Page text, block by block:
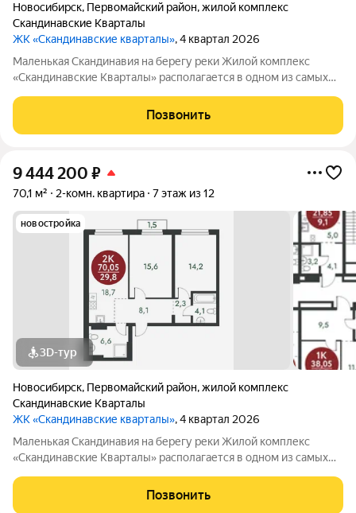
Новосибирск, Первомайский район,жилой комплекс
Скандинавские Кварталы
ЖК «Скандинавские кварталы», 4 квартал 2026
Маленькая Скандинавия на берегу реки Жилой комплекс
«Скандинавские Кварталы» располагается в одном из самых
за ней открываются прекрасные виды на холмы и нетронутую
природу. Уникальная
Позвонить
9 444 200 ₽
70,1 м² 2-комн. квартира 7 этаж из 12
новостройка
3D-тур
Новосибирск, Первомайский район,жилой комплекс
Скандинавские Кварталы
ЖК «Скандинавские кварталы», 4 квартал 2026
Маленькая Скандинавия на берегу реки Жилой комплекс
«Скандинавские Кварталы» располагается в одном из самых
за ней открываются прекрасные виды на холмы и нетронутую
природу. Уникальная
Позвонить